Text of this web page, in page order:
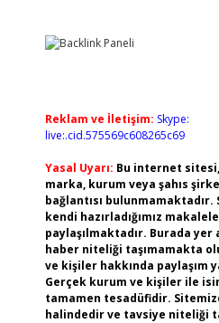
Reklam ve İletişim: Skype:
live:.cid.575569c608265c69
Yasal Uyarı: Bu internet
marka, kurum veya şahıs
bağlantısı bulunmamaktadır.
kendi hazırladığımız
paylaşılmaktadır. Burada
haber niteliği taşımamakta
ve kişiler hakkında paylaşım
Gerçek kurum ve kişiler ile
tamamen tesadüfidir.
halindedir ve tavsiye niteliği